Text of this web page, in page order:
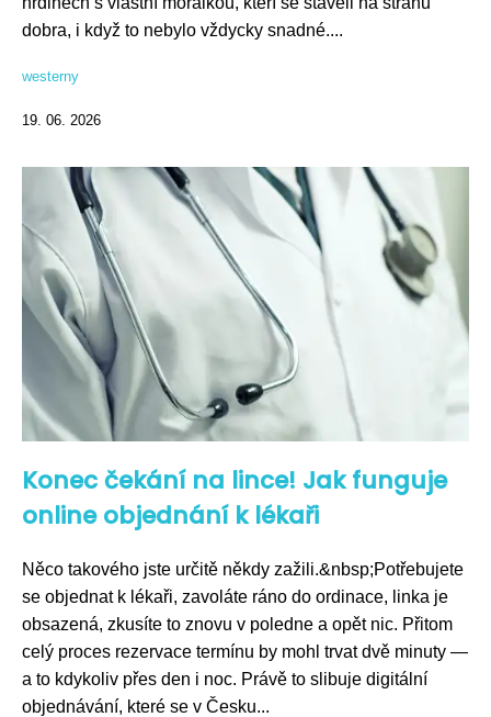
dobra, i když to nebylo vždycky snadné....
westerny
19. 06. 2026
Konec čekání na lince! Jak funguje
online objednání k lékaři
Něco takového jste určitě někdy zažili.&nbsp;Potřebujete
se objednat k lékaři, zavoláte ráno do ordinace, linka je
obsazená, zkusíte to znovu v poledne a opět nic. Přitom
celý proces rezervace termínu by mohl trvat dvě minuty —
a to kdykoliv přes den i noc. Právě to slibuje digitální
objednávání, které se v Česku...